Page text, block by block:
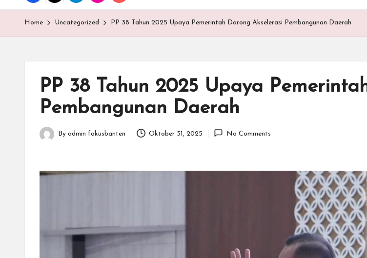
E
M
Home Uncategorized PP 38 Tahun 2025 Upaya Pemerintah Dorong Akselerasi Pembangunan Daerah
PP 38 Tahun 2025 Upaya
Pembangunan Daerah
Posted
By admin fokusbanten Oktober 31, 2025 No Comments